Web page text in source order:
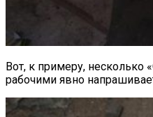
Вот, к примеру, несколько
рабочими явно